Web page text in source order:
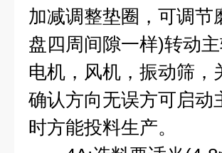
加减调整垫圈，可调
盘四周间隙一样)转动
电机，风机，振动筛
确认方向无误方可启动
时方能投料生产。